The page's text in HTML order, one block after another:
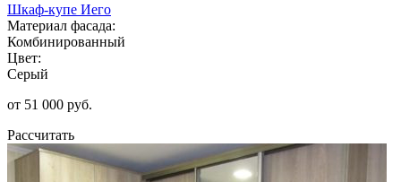
Шкаф-купе Иего
Материал фасада:
Комбинированный
Цвет:
Серый
от 51 000 руб.
Рассчитать